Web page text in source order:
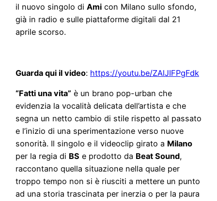
il nuovo singolo di Ami con Milano sullo sfondo,
già in radio e sulle piattaforme digitali dal 21
aprile scorso.
Guarda qui il video: https://youtu.be/ZAlJIFPgFdk
“Fatti una vita” è un brano pop-urban che
evidenzia la vocalità delicata dell’artista e che
segna un netto cambio di stile rispetto al passato
e l’inizio di una sperimentazione verso nuove
sonorità. Il singolo e il videoclip girato a Milano
per la regia di BS e prodotto da Beat Sound,
raccontano quella situazione nella quale per
troppo tempo non si è riusciti a mettere un punto
ad una storia trascinata per inerzia o per la paura